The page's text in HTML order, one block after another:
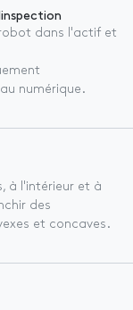
dans l'actif et
numérique.
à l'intérieur et à
des
et concaves.